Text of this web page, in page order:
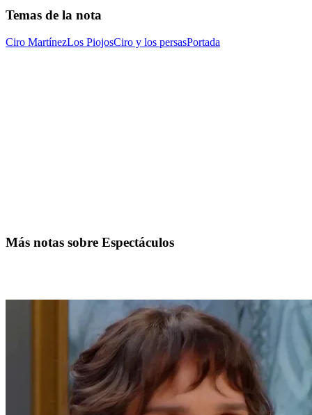
Temas de la nota
Ciro MartínezLos PiojosCiro y los persasPortada
Más notas sobre Espectáculos